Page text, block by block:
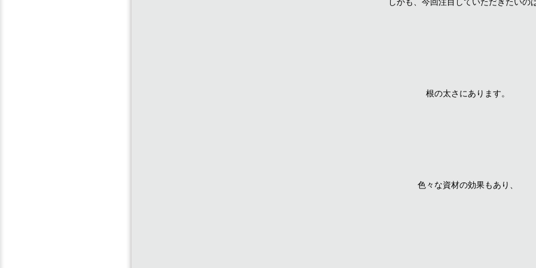
根の太さにあります。
色々な資材の効果もあり、